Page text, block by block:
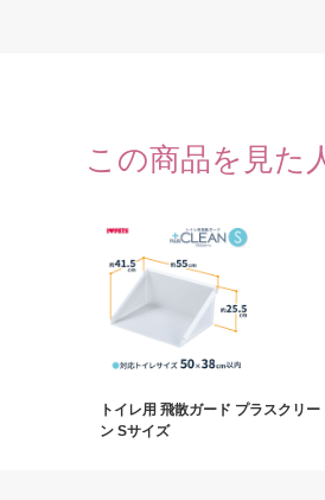
この商品を見た
トイレ用 飛散ガード プラスクリー
ン Sサイズ